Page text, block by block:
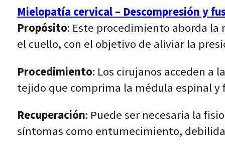
Mielopatía cervical – Descompresión y
Propósito: Este procedimiento aborda
el cuello, con el objetivo de aliviar la
Procedimiento: Los cirujanos acceden a
tejido que comprima la médula espinal
Recuperación: Puede ser necesaria la
síntomas como entumecimiento,